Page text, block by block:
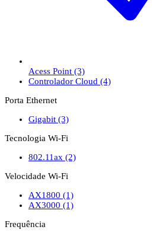
Acess Point (3)
Controlador Cloud (4)
Porta Ethernet
Gigabit (3)
Tecnologia Wi-Fi
802.11ax (2)
Velocidade Wi-Fi
AX1800 (1)
AX3000 (1)
Frequência